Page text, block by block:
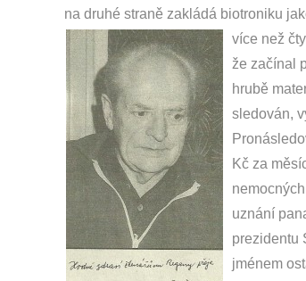
na druhé straně zakládá biotroniku
více než
že začínal
hrubě
sledován,
Kč za
uznání
prezidentu
jménem